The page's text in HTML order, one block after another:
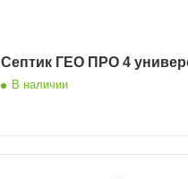
Септик ГЕО ПРО 4
В наличии